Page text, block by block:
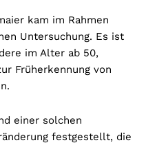
kam im Rahmen
Untersuchung. Es ist
im Alter ab 50,
Früherkennung von
einer solchen
festgestellt, die